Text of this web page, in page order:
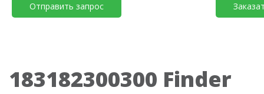
Отправить запрос
183182300300 Finder